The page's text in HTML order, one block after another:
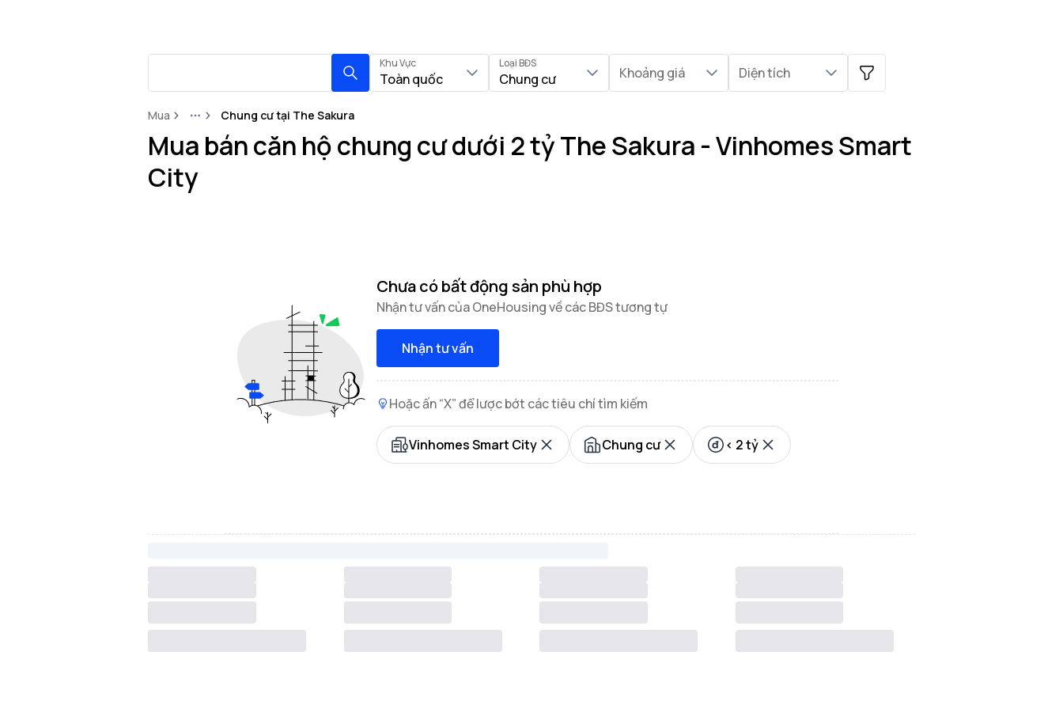
Khu Vực
Toàn quốc
Loại BĐS
Chung cư Khoảng giá Diện tích
Mua MoreChung cư tại The Sakura
Mua bán căn hộ chung cư dưới 2 tỷ The Sakura - Vinhomes Smart
City
Chưa có bất động sản phù hợp
Nhận tư vấn của OneHousing về các BĐS tương tự
Nhận tư vấn
Hoặc ấn “X” để lược bớt các tiêu chí tìm kiếm
Vinhomes Smart City Chung cư < 2 tỷ